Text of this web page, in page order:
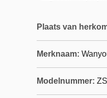
Plaats van
Merknaam:
Modelnummer: